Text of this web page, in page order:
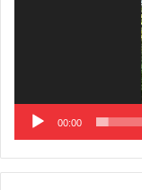
00:00